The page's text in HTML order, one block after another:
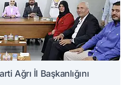
Ağrı İl Başkanlığını